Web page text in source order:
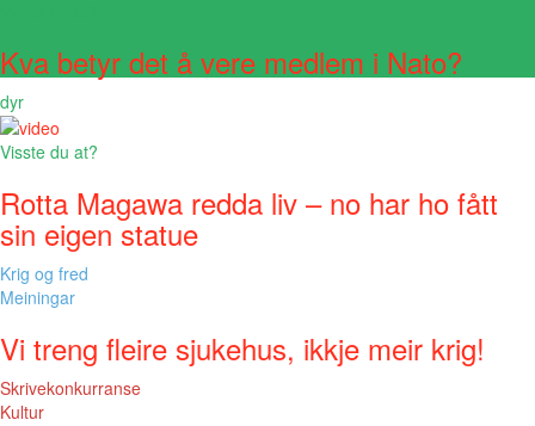
Kva betyr det å vere medlem i Nato?
dyr
Visste du at?
Rotta Magawa redda liv – no har ho fått
sin eigen statue
Krig og fred
Meiningar
Vi treng fleire sjukehus, ikkje meir krig!
Skrivekonkurranse
Kultur